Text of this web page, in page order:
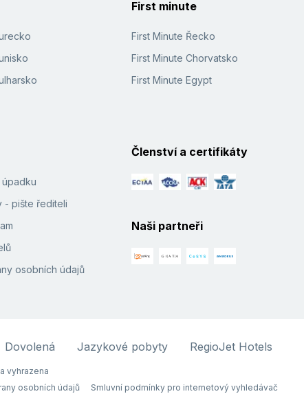
First minute
First Minute Řecko
First Minute Chorvatsko
First Minute Egypt
úpadku
- pište řediteli
osobních údajů
Členství a certifikáty
Naši partneři
Dovolená Jazykové pobyty RegioJet Hotels
vyhrazena
osobních údajů Smluvní podmínky pro internetový vyhledávač